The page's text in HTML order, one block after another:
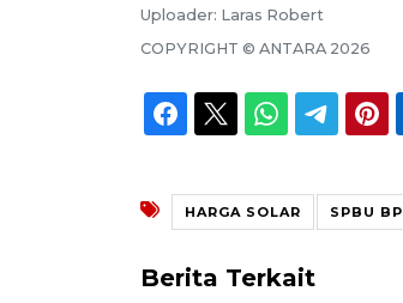
Uploader: Laras Robert
COPYRIGHT © ANTARA 2026
HARGA SOLAR SPBU BP
Berita Terkait